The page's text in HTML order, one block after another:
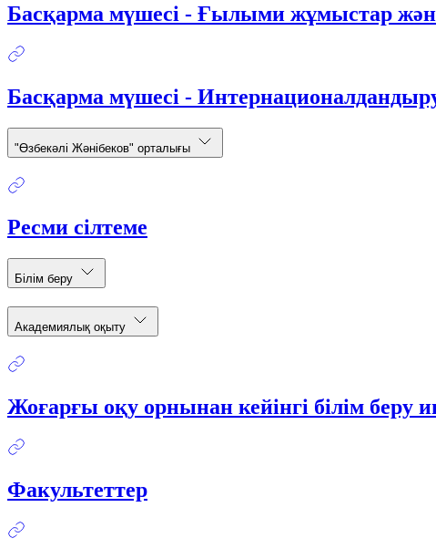
Басқарма мүшесі - Ғылыми жұмыстар
Басқарма мүшесі -
"Өзбекәлі Жәнібеков" орталығы
Ресми сілтеме
Білім беру
Академиялық оқыту
Жоғарғы оқу орнынан кейінгі білім беру
Факультеттер